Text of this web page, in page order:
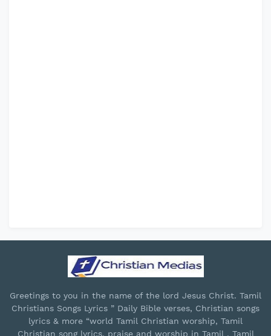
Greetings to you in the name of the lord Jesus Christ. Tamil
Christians Songs Lyrics ” Daily Bible verses, Christian songs
lyrics & more “world Tamil Christian worship, Tamil
Christian song lyrics, praise and worship in Tamil , Tamil